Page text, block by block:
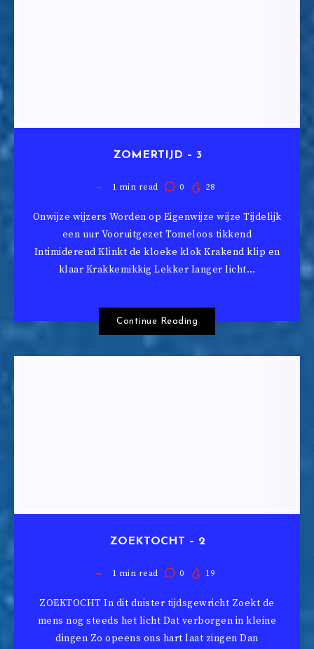
ZOMERTIJD – 3
1 min read 0 28
Onwijze wijzers Worden op Eigenwijze wijze Tijdelijk
een uur Vooruitgezet Tomeloos tikkend
Intimiderend Klinkt de kloeke klok Krakend klip en
klaar Krakkemikkig Lekker langer licht…
Continue Reading
ZOEKTOCHT – 2
1 min read 0 19
ZOEKTOCHT In dit duister tijdsgewricht Zoekt de
mens nog steeds het licht Dat verborgen in kleine
dingen Zo opeens ons hart laat zingen Dan